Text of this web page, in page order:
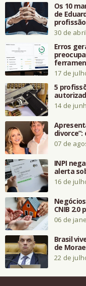
Os 10
de
profissão
30 de
Erros
17 de
5
14 de
07 de
INPI
alerta
16 de
CNIB
06 de
Brasil
de
22 de